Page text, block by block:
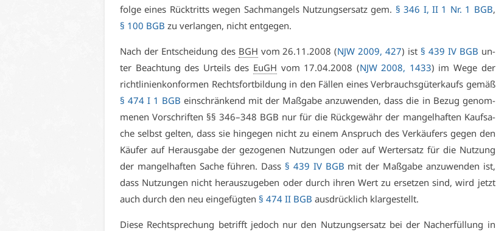
fol­ge ei­nes Rück­tritts we­gen Sach­man­gels Nut­zungs­er­satz gem. § 346 I, II 1 Nr. 1 BGB,
§ 100 BGB zu ver­lan­gen, nicht ent­ge­gen.
Nach der Ent­schei­dung des BGH vom 26.11.2008 (NJW 2009, 427) ist § 439 IV BGB un­
ter Be­ach­tung des Ur­teils des EuGH vom 17.04.2008 (NJW 2008, 1433) im We­ge der
richt­li­ni­en­kon­for­men Rechts­fort­bil­dung in den Fäl­len ei­nes Ver­brauchs­gü­ter­kaufs ge­mäß
§ 474 I 1 BGB ein­schrän­kend mit der Maß­ga­be an­zu­wen­den, dass die in Be­zug ge­nom­
me­nen Vor­schrif­ten §§ 346–348 BGB nur für die Rück­ge­währ der man­gel­haf­ten Kauf­sa­
che selbst gel­ten, dass sie hin­ge­gen nicht zu ei­nem An­spruch des Ver­käu­fers ge­gen den
Käu­fer auf Her­aus­ga­be der ge­zo­ge­nen Nut­zun­gen oder auf Wert­er­satz für die Nut­zung
der man­gel­haf­ten Sa­che füh­ren. Dass § 439 IV BGB mit der Maß­ga­be an­zu­wen­den ist,
dass Nut­zun­gen nicht her­aus­zu­ge­ben oder durch ih­ren Wert zu er­set­zen sind, wird jetzt
auch durch den neu ein­ge­füg­ten § 474 II BGB aus­drück­lich klar­ge­stellt.
Die­se Recht­spre­chung be­trifft je­doch nur den Nut­zungs­er­satz bei der Nach­er­fül­lung in